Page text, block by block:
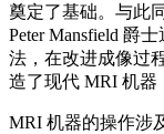
奠定了基础。与此
Peter Mansfield 爵
法，在改进成像过
造了现代 MRI 机器
MRI 机器的操作涉